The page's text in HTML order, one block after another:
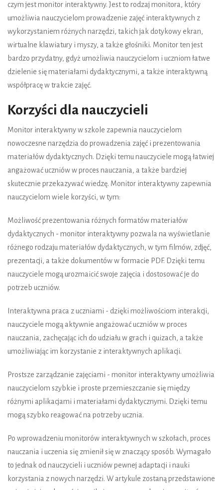
czym jest monitor interaktywny. Jest to rodzaj monitora, który
umożliwia nauczycielom prowadzenie zajęć interaktywnych z
wykorzystaniem różnych narzędzi, takich jak dotykowy ekran,
wirtualne klawiatury i myszy, a także głośniki. Monitor ten jest
bardzo przydatny, gdyż umożliwia nauczycielom i uczniom łatwe
dzielenie się materiałami dydaktycznymi, a także interaktywną
współpracę w trakcie zajęć.
Korzyści dla nauczycieli
Monitor interaktywny w szkole zapewnia nauczycielom
nowoczesne narzędzia do prowadzenia zajęć i prezentowania
materiałów dydaktycznych. Dzięki temu nauczyciele mogą łatwiej
angażować uczniów w proces nauczania, a także bardziej
skutecznie przekazywać wiedzę. Monitor interaktywny zapewnia
nauczycielom wiele korzyści, w tym:
Możliwość prezentowania różnych formatów materiałów
dydaktycznych - monitor interaktywny pozwala na wyświetlanie
różnego rodzaju materiałów dydaktycznych, w tym filmów, zdjęć,
prezentacji, a także dokumentów w formacie PDF. Dzięki temu
nauczyciele mogą urozmaicić swoje zajęcia i dostosować je do
potrzeb uczniów.
Interaktywna praca z uczniami - dzięki możliwościom interakcji,
nauczyciele mogą aktywnie angażować uczniów w proces
nauczania, zachęcając ich do udziału w grach i quizach, a także
umożliwiając im korzystanie z interaktywnych aplikacji.
Prostsze zarządzanie zajęciami - monitor interaktywny umożliwia
nauczycielom szybkie i proste przemieszczanie się między
różnymi aplikacjami i materiałami dydaktycznymi. Dzięki temu
mogą szybko reagować na potrzeby ucznia.
Po wprowadzeniu monitorów interaktywnych w szkołach, proces
nauczania i uczenia się zmienił się w znaczący sposób. Wymagało
to jednak od nauczycieli i uczniów pewnej adaptacji i nauki
korzystania z nowych narzędzi. W artykule zostaną przedstawione